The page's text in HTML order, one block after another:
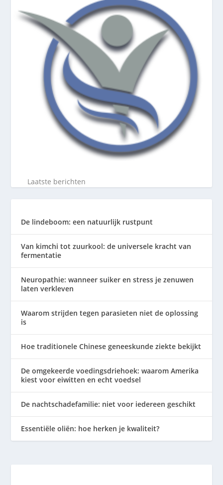
Laatste berichten
De lindeboom: een natuurlijk rustpunt
Van kimchi tot zuurkool: de universele kracht van
fermentatie
Neuropathie: wanneer suiker en stress je zenuwen
laten verkleven
Waarom strijden tegen parasieten niet de oplossing
is
Hoe traditionele Chinese geneeskunde ziekte bekijkt
De omgekeerde voedingsdriehoek: waarom Amerika
kiest voor eiwitten en echt voedsel
De nachtschadefamilie: niet voor iedereen geschikt
Essentiële oliën: hoe herken je kwaliteit?